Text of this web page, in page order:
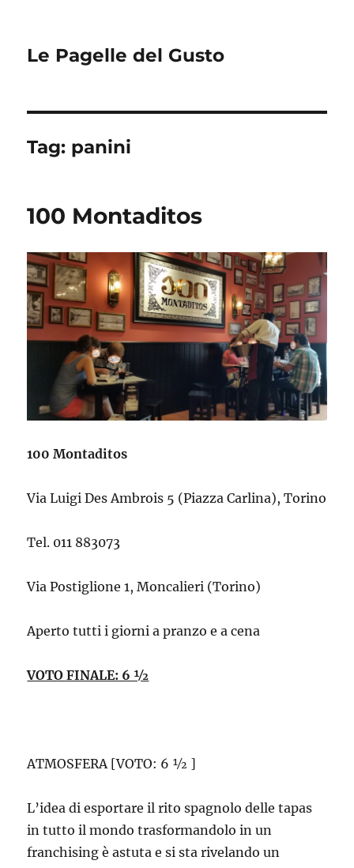
Le Pagelle del Gusto
Tag: panini
100 Montaditos
100 Montaditos
Via Luigi Des Ambrois 5 (Piazza Carlina), Torino
Tel. 011 883073
Via Postiglione 1, Moncalieri (Torino)
Aperto tutti i giorni a pranzo e a cena
VOTO FINALE: 6 ½
ATMOSFERA [VOTO: 6 ½ ]
L’idea di esportare il rito spagnolo delle tapas
in tutto il mondo trasformandolo in un
franchising è astuta e si sta rivelando un